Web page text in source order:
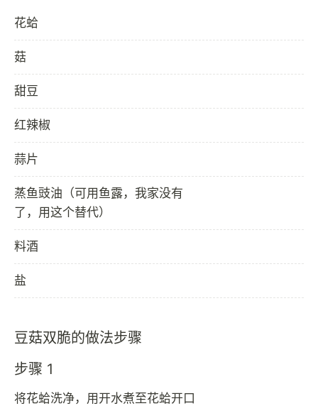
花蛤
菇
甜豆
红辣椒
蒜片
蒸鱼豉油（可用鱼露，我家没有
了，用这个替代）
料酒
盐
豆菇双脆的做法步骤
步骤 1
将花蛤洗净，用开水煮至花蛤开口